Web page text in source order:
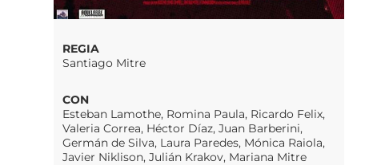
REGIA
Santiago Mitre
CON
Esteban Lamothe, Romina Paula, Ricardo Felix,
Valeria Correa, Héctor Díaz, Juan Barberini,
Germán de Silva, Laura Paredes, Mónica Raiola,
Javier Niklison, Julián Krakov, Mariana Mitre